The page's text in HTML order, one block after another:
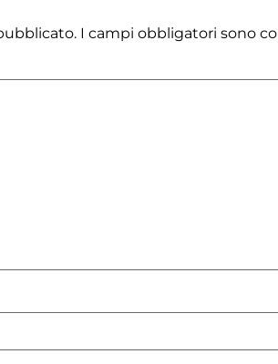
I campi obbligatori sono